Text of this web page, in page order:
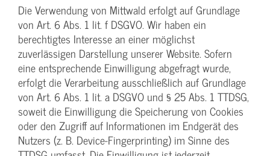
Die Verwendung von Mittwald erfolgt auf Grundlage
von Art. 6 Abs. 1 lit. f DSGVO. Wir haben ein
berechtigtes Interesse an einer möglichst
zuverlässigen Darstellung unserer Website. Sofern
eine entsprechende Einwilligung abgefragt wurde,
erfolgt die Verarbeitung ausschließlich auf Grundlage
von Art. 6 Abs. 1 lit. a DSGVO und § 25 Abs. 1 TTDSG,
soweit die Einwilligung die Speicherung von Cookies
oder den Zugriff auf Informationen im Endgerät des
Nutzers (z. B. Device-Fingerprinting) im Sinne des